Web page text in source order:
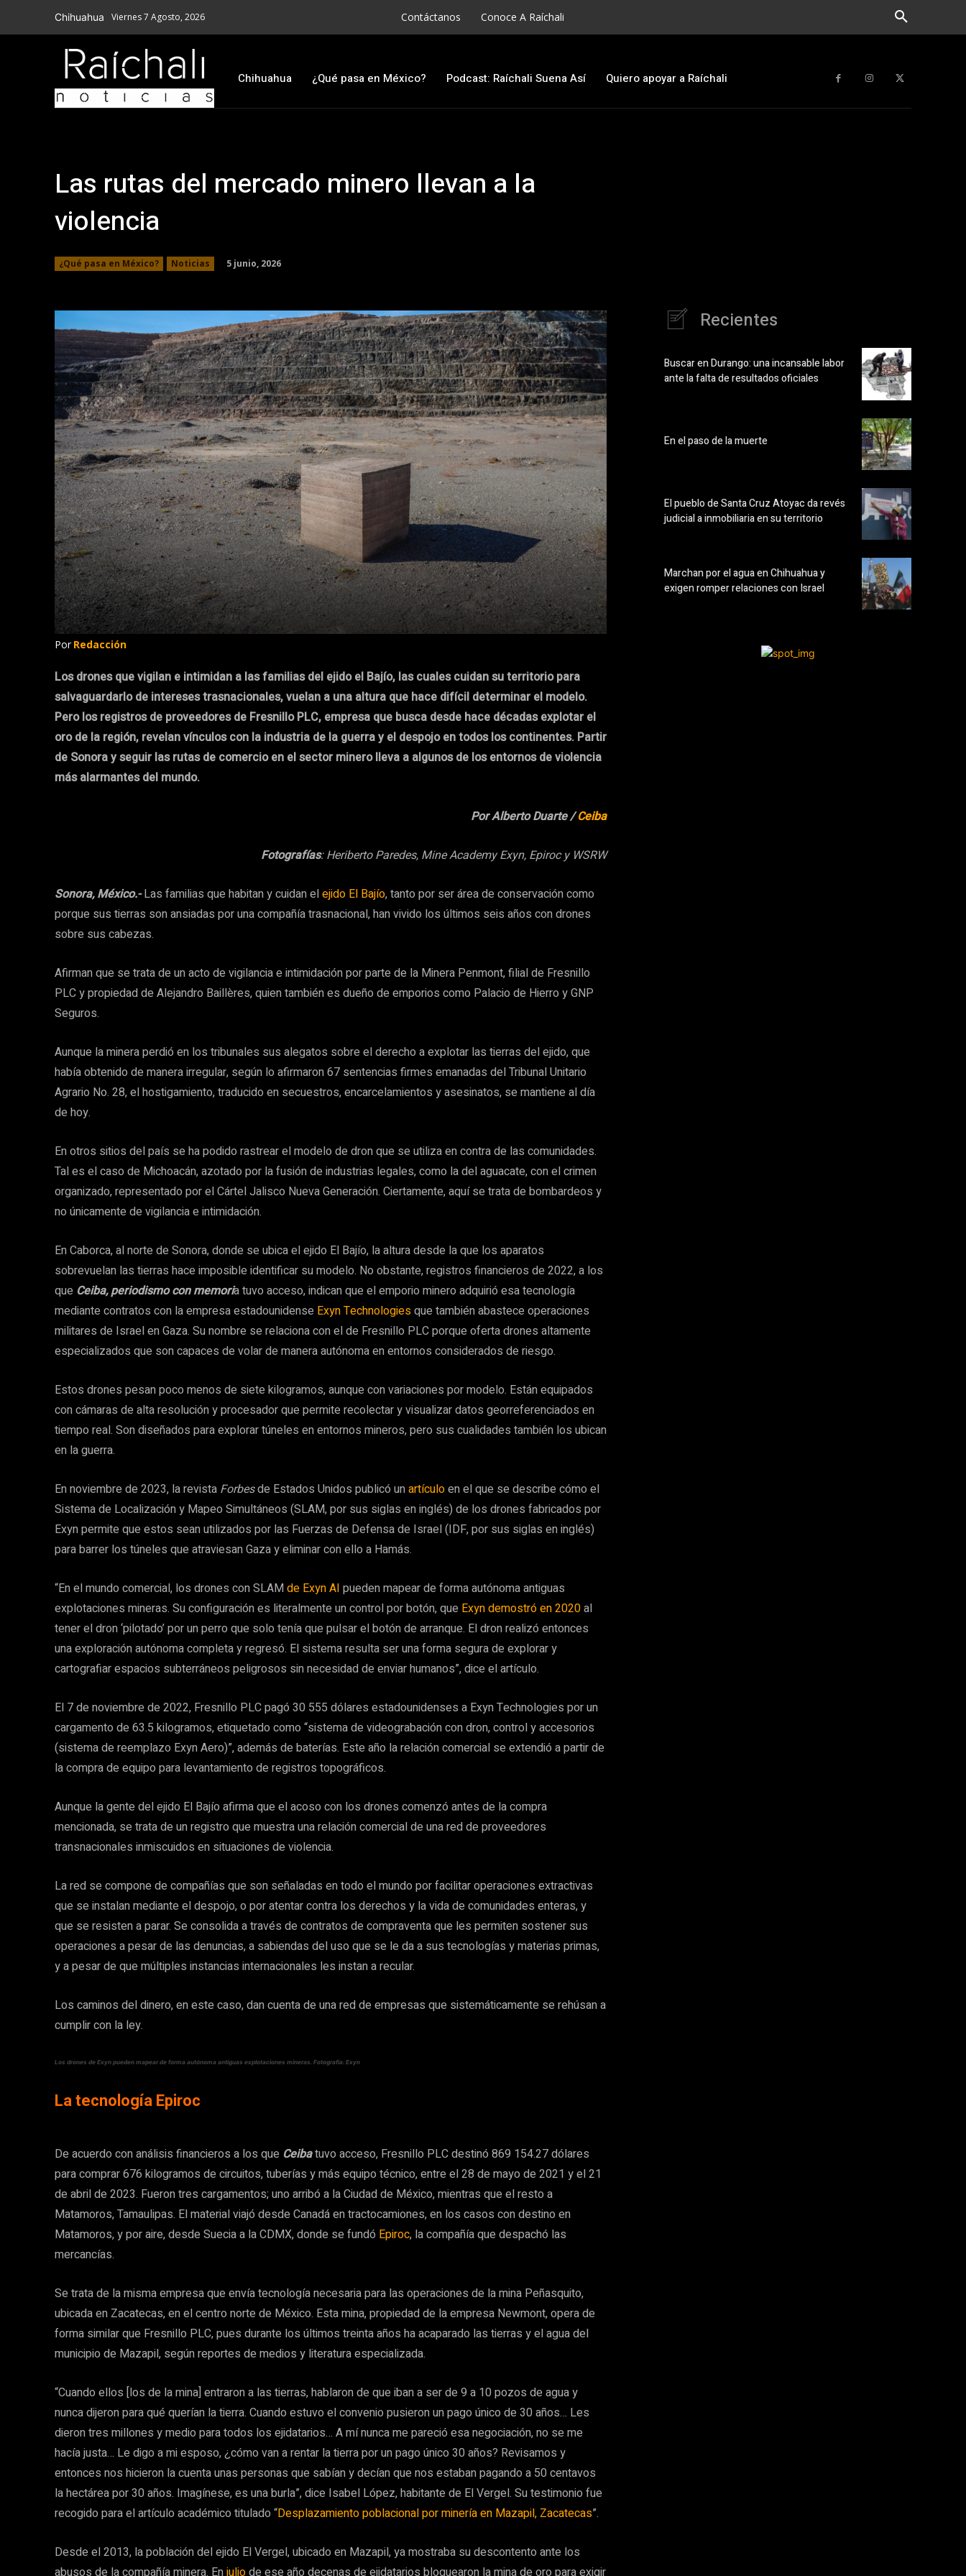
Chihuahua Viernes 7 Agosto, 2026 Contáctanos Conoce A Raíchali
Chihuahua ¿Qué pasa en México? Podcast: Raíchali Suena Así Quiero apoyar a Raíchali
Las rutas del mercado minero llevan a la
violencia
¿Qué pasa en México? Noticias 5 junio, 2026
Por Redacción
Los drones que vigilan e intimidan a las familias del ejido el Bajío, las cuales cuidan su territorio para
salvaguardarlo de intereses trasnacionales, vuelan a una altura que hace difícil determinar el modelo.
Pero los registros de proveedores de Fresnillo PLC, empresa que busca desde hace décadas explotar el
oro de la región, revelan vínculos con la industria de la guerra y el despojo en todos los continentes. Partir
de Sonora y seguir las rutas de comercio en el sector minero lleva a algunos de los entornos de violencia
más alarmantes del mundo.
Por Alberto Duarte /Ceiba
Fotografías: Heriberto Paredes, Mine Academy Exyn, Epiroc y WSRW
Sonora, México.-Las familias que habitan y cuidan elejido El Bajío, tanto por ser área de conservación como
porque sus tierras son ansiadas por una compañía trasnacional, han vivido los últimos seis años con drones
sobre sus cabezas.
Afirman que se trata de un acto de vigilancia e intimidación por parte de la Minera Penmont, filial de Fresnillo
PLC y propiedad de Alejandro Baillères, quien también es dueño de emporios como Palacio de Hierro y GNP
Seguros.
Aunque la minera perdió en los tribunales sus alegatos sobre el derecho a explotar las tierras del ejido, que
había obtenido de manera irregular, según lo afirmaron 67 sentencias firmes emanadas del Tribunal Unitario
Agrario No. 28, el hostigamiento, traducido en secuestros, encarcelamientos y asesinatos, se mantiene al día
de hoy.
En otros sitios del país se ha podido rastrear el modelo de dron que se utiliza en contra de las comunidades.
Tal es el caso de Michoacán, azotado por la fusión de industrias legales, como la del aguacate, con el crimen
organizado, representado por el Cártel Jalisco Nueva Generación. Ciertamente, aquí se trata de bombardeos y
no únicamente de vigilancia e intimidación.
En Caborca, al norte de Sonora, donde se ubica el ejido El Bajío, la altura desde la que los aparatos
sobrevuelan las tierras hace imposible identificar su modelo. No obstante, registros financieros de 2022, a los
que Ceiba, periodismo con memoria tuvo acceso, indican que el emporio minero adquirió esa tecnología
mediante contratos con la empresa estadounidense Exyn Technologiesque también abastece operaciones
militares de Israel en Gaza. Su nombre se relaciona con el de Fresnillo PLC porque oferta drones altamente
especializados que son capaces de volar de manera autónoma en entornos considerados de riesgo.
Estos drones pesan poco menos de siete kilogramos, aunque con variaciones por modelo. Están equipados
con cámaras de alta resolución y procesador que permite recolectar y visualizar datos georreferenciados en
tiempo real. Son diseñados para explorar túneles en entornos mineros, pero sus cualidades también los ubican
en la guerra.
En noviembre de 2023, la revista Forbesde Estados Unidos publicó unartículoen el que se describe cómo el
Sistema de Localización y Mapeo Simultáneos (SLAM, por sus siglas en inglés) de los drones fabricados por
Exyn permite que estos sean utilizados por las Fuerzas de Defensa de Israel (IDF, por sus siglas en inglés)
para barrer los túneles que atraviesan Gaza y eliminar con ello a Hamás.
“En el mundo comercial, los drones con SLAMde Exyn AI pueden mapear de forma autónoma antiguas
explotaciones mineras. Su configuración es literalmente un control por botón, que Exyn demostró en 2020al
tener el dron ‘pilotado’ por un perro que solo tenía que pulsar el botón de arranque. El dron realizó entonces
una exploración autónoma completa y regresó. El sistema resulta ser una forma segura de explorar y
cartografiar espacios subterráneos peligrosos sin necesidad de enviar humanos”, dice el artículo.
El 7 de noviembre de 2022, Fresnillo PLC pagó 30 555 dólares estadounidenses a Exyn Technologies por un
cargamento de 63.5 kilogramos, etiquetado como “sistema de videograbación con dron, control y accesorios
(sistema de reemplazo Exyn Aero)”, además de baterías. Este año la relación comercial se extendió a partir de
la compra de equipo para levantamiento de registros topográficos.
Aunque la gente del ejido El Bajío afirma que el acoso con los drones comenzó antes de la compra
mencionada, se trata de un registro que muestra una relación comercial de una red de proveedores
transnacionales inmiscuidos en situaciones de violencia.
La red se compone de compañías que son señaladas en todo el mundo por facilitar operaciones extractivas
que se instalan mediante el despojo, o por atentar contra los derechos y la vida de comunidades enteras, y
que se resisten a parar. Se consolida a través de contratos de compraventa que les permiten sostener sus
operaciones a pesar de las denuncias, a sabiendas del uso que se le da a sus tecnologías y materias primas,
y a pesar de que múltiples instancias internacionales les instan a recular.
Los caminos del dinero, en este caso, dan cuenta de una red de empresas que sistemáticamente se rehúsan a
cumplir con la ley.
Los drones de Exyn pueden mapear de forma autónoma antiguas explotaciones mineras. Fotografía: Exyn
La tecnología Epiroc
De acuerdo con análisis financieros a los que Ceibatuvo acceso, Fresnillo PLC destinó 869 154.27 dólares
para comprar 676 kilogramos de circuitos, tuberías y más equipo técnico, entre el 28 de mayo de 2021 y el 21
de abril de 2023. Fueron tres cargamentos; uno arribó a la Ciudad de México, mientras que el resto a
Matamoros, Tamaulipas. El material viajó desde Canadá en tractocamiones, en los casos con destino en
Matamoros, y por aire, desde Suecia a la CDMX, donde se fundó Epiroc, la compañía que despachó las
mercancías.
Se trata de la misma empresa que envía tecnología necesaria para las operaciones de la mina Peñasquito,
ubicada en Zacatecas, en el centro norte de México. Esta mina, propiedad de la empresa Newmont, opera de
forma similar que Fresnillo PLC, pues durante los últimos treinta años ha acaparado las tierras y el agua del
municipio de Mazapil, según reportes de medios y literatura especializada.
“Cuando ellos [los de la mina] entraron a las tierras, hablaron de que iban a ser de 9 a 10 pozos de agua y
nunca dijeron para qué querían la tierra. Cuando estuvo el convenio pusieron un pago único de 30 años… Les
dieron tres millones y medio para todos los ejidatarios… A mí nunca me pareció esa negociación, no se me
hacía justa… Le digo a mi esposo, ¿cómo van a rentar la tierra por un pago único 30 años? Revisamos y
entonces nos hicieron la cuenta unas personas que sabían y decían que nos estaban pagando a 50 centavos
la hectárea por 30 años. Imagínese, es una burla”, dice Isabel López, habitante de El Vergel. Su testimonio fue
recogido para el artículo académico titulado “Desplazamiento poblacional por minería en Mazapil, Zacatecas”.
Desde el 2013, la población del ejido El Vergel, ubicado en Mazapil, ya mostraba su descontento ante los
Recientes
Buscar en Durango: una incansable labor
ante la falta de resultados oficiales
En el paso de la muerte
El pueblo de Santa Cruz Atoyac da revés
judicial a inmobiliaria en su territorio
Marchan por el agua en Chihuahua y
exigen romper relaciones con Israel